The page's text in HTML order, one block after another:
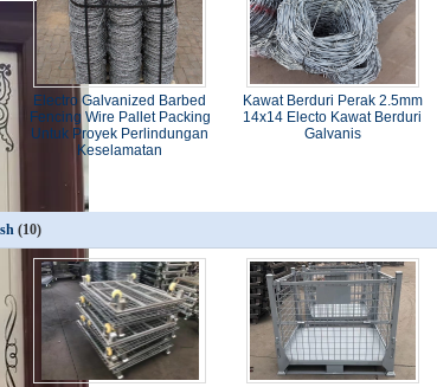
Electro Galvanized Barbed
Fencing Wire Pallet Packing
Untuk Proyek Perlindungan
Keselamatan
Kawat Berduri Perak 2.5mm
14x14 Electo Kawat Berduri
Galvanis
(10)